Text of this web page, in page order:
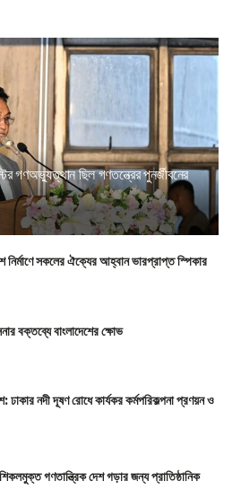
গণঅভ্যুত্থান ছিল গণতন্ত্রের পুনর্জীবনের
নির্মাণে সকলের ঐক্যের আহ্বান ভারপ্রাপ্ত স্পিকার
বক্তব্যে বাংলাদেশের ক্ষোভ
ঢাকার নদী দূষণ রোধে কার্যকর কর্মপরিকল্পনা প্রণয়ন ও
গণতান্ত্রিক দেশ গড়ার জন্য প্রাতিষ্ঠানিক